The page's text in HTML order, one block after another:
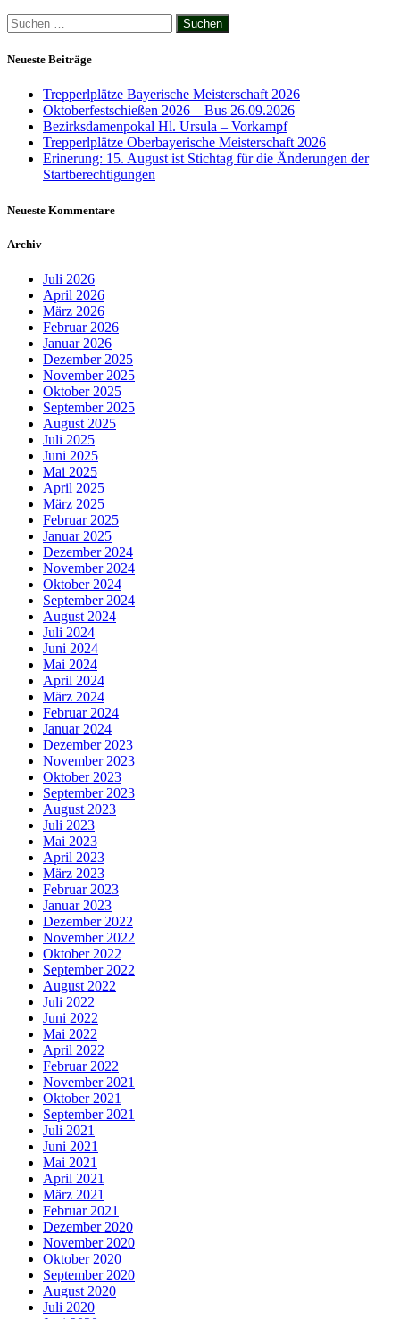
Suchen
nach:
Neueste Beiträge
Trepperlplätze Bayerische Meisterschaft 2026
Oktoberfestschießen 2026 – Bus 26.09.2026
Bezirksdamenpokal Hl. Ursula – Vorkampf
Trepperlplätze Oberbayerische Meisterschaft 2026
Erinerung: 15. August ist Stichtag für die Änderungen der
Startberechtigungen
Neueste Kommentare
Archiv
Juli 2026
April 2026
März 2026
Februar 2026
Januar 2026
Dezember 2025
November 2025
Oktober 2025
September 2025
August 2025
Juli 2025
Juni 2025
Mai 2025
April 2025
März 2025
Februar 2025
Januar 2025
Dezember 2024
November 2024
Oktober 2024
September 2024
August 2024
Juli 2024
Juni 2024
Mai 2024
April 2024
März 2024
Februar 2024
Januar 2024
Dezember 2023
November 2023
Oktober 2023
September 2023
August 2023
Juli 2023
Mai 2023
April 2023
März 2023
Februar 2023
Januar 2023
Dezember 2022
November 2022
Oktober 2022
September 2022
August 2022
Juli 2022
Juni 2022
Mai 2022
April 2022
Februar 2022
November 2021
Oktober 2021
September 2021
Juli 2021
Juni 2021
Mai 2021
April 2021
März 2021
Februar 2021
Dezember 2020
November 2020
Oktober 2020
September 2020
August 2020
Juli 2020